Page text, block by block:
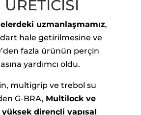
ÜRETİCİSİ
uzmanlaşmamız,
hale getirilmesine ve
fazla ürünün perçin
yardımcı oldu.
multigrip ve trebol su
G-BRA, Multilock ve
dirençli yapısal